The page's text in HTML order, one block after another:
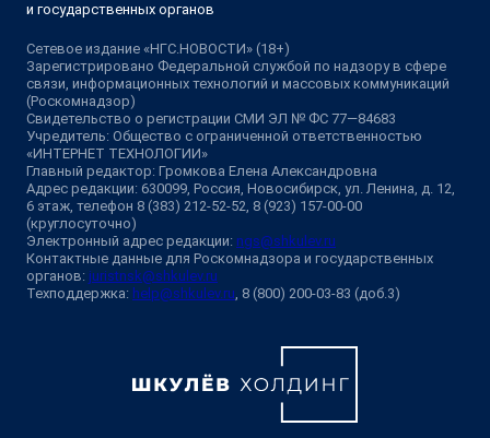
и государственных органов
Сетевое издание «НГС.НОВОСТИ» (18+)
Зарегистрировано Федеральной службой по надзору в сфере
связи, информационных технологий и массовых коммуникаций
(Роскомнадзор)
Свидетельство о регистрации СМИ ЭЛ № ФС 77—84683
Учредитель: Общество с ограниченной ответственностью
«ИНТЕРНЕТ ТЕХНОЛОГИИ»
Главный редактор: Громкова Елена Александровна
Адрес редакции: 630099, Россия, Новосибирск, ул. Ленина, д. 12,
6 этаж, телефон 8 (383) 212-52-52, 8 (923) 157-00-00
(круглосуточно)
Электронный адрес редакции: ngs@shkulev.ru
Контактные данные для Роскомнадзора и государственных
органов: juristnsk@shkulev.ru
Техподдержка: help@shkulev.ru, 8 (800) 200-03-83 (доб.3)